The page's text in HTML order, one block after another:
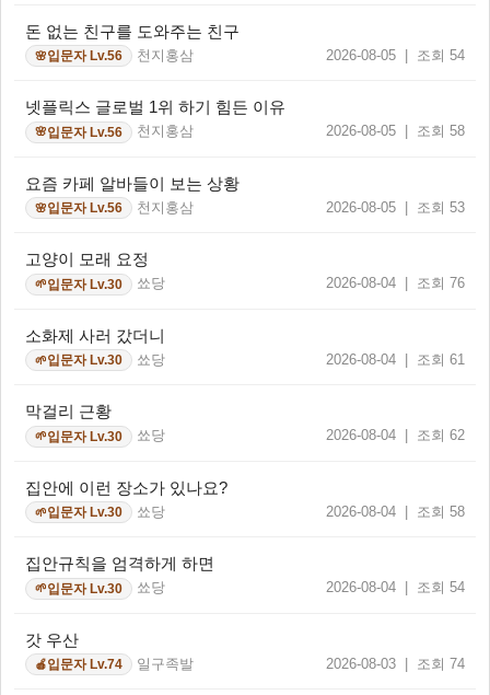
돈 없는 친구를 도와주는 친구
🌸입문자 Lv.56 천지홍삼 2026-08-05 | 조회 54
넷플릭스 글로벌 1위 하기 힘든 이유
🌸입문자 Lv.56 천지홍삼 2026-08-05 | 조회 58
요즘 카페 알바들이 보는 상황
🌸입문자 Lv.56 천지홍삼 2026-08-05 | 조회 53
고양이 모래 요정
🌱입문자 Lv.30 쑈당 2026-08-04 | 조회 76
소화제 사러 갔더니
🌱입문자 Lv.30 쑈당 2026-08-04 | 조회 61
막걸리 근황
🌱입문자 Lv.30 쑈당 2026-08-04 | 조회 62
집안에 이런 장소가 있나요?
🌱입문자 Lv.30 쑈당 2026-08-04 | 조회 58
집안규칙을 엄격하게 하면
🌱입문자 Lv.30 쑈당 2026-08-04 | 조회 54
갓 우산
🍎입문자 Lv.74 일구족발 2026-08-03 | 조회 74